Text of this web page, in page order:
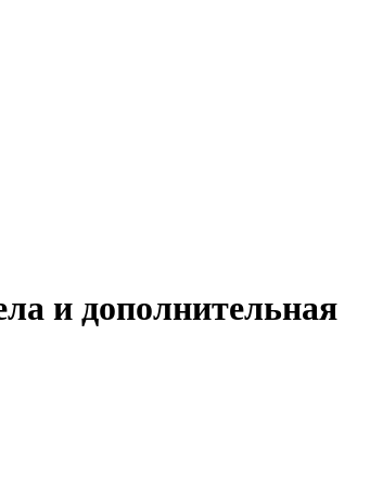
и дополнительная